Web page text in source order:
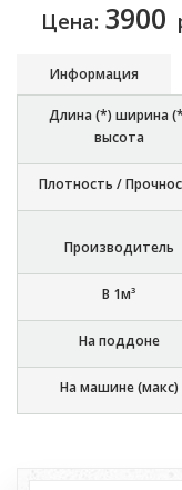
Цена: 3900
Информация
Длина (*) ширина
высота
Плотность /
Производитель
В 1м³
На поддоне
На машине (макс)